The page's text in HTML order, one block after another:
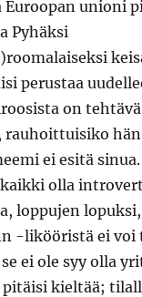
Euroopan unioni
Pyhäksi
perustaa
on
rauhoittuisiko
ei esitä sinua.
olla
loppujen lopuksi,
-likööristä ei voi
ei ole syy olla
pitäisi kieltää;